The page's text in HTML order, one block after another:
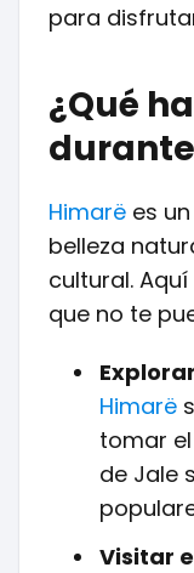
para
¿Qué
Himarë es
belleza
cultural.
que no te
Himarë
tomar el
de Jale
Visitar